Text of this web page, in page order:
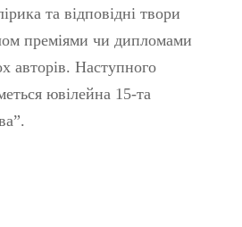
та відповідні твори
преміями чи дипломами
авторів. Наступного
ювілейна 15-та